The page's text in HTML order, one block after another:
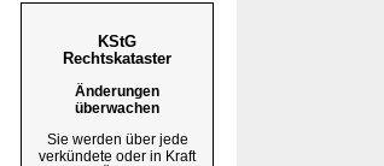
KStG
Rechtskataster
Änderungen
überwachen
Sie werden über jede
verkündete oder in Kraft